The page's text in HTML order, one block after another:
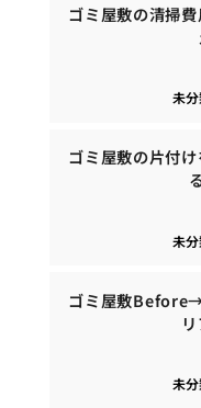
ゴミ屋敷の清掃
未
ゴミ屋敷の片付
未
ゴミ屋敷
未